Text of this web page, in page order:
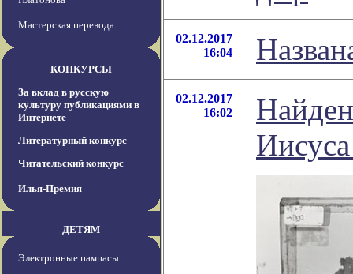
Мастерская перевода
КОНКУРСЫ
За вклад в русскую
культуру публикациями в
Интернете
Литературный конкурс
Читательский конкурс
Илья-Премия
ДЕТЯМ
Электронные пампасы
02.12.2017
16:04
02.12.2017
16:02